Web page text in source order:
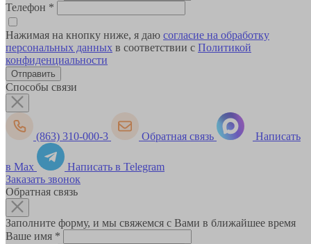
Телефон *
Нажимая на кнопку ниже, я даю согласие на обработку
персональных данных в соответствии с Политикой
конфиденциальности
Способы связи
(863) 310-000-3 Обратная связь Написать
в Max
Написать в Telegram
Заказать звонок
Обратная связь
Заполните форму, и мы свяжемся с Вами в ближайшее время
Ваше имя *